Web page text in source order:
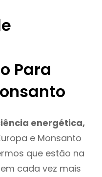
Para
energética,
e Monsanto
que estão na
cada vez mais